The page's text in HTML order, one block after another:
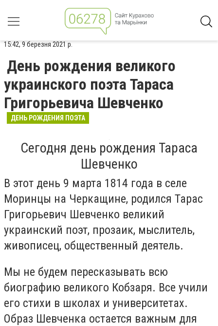
15:42, 9 березня 2021 р.
День рождения великого
украинского поэта Тараса
Григорьевича Шевченко
ДЕНЬ РОЖДЕНИЯ ПОЭТА
Сегодня день рождения Тараса
Шевченко
В этот день 9 марта 1814 года в селе
Моринцы на Черкащине, родился Тарас
Григорьевич Шевченко великий
украинский поэт, прозаик, мыслитель,
живописец, общественный деятель.
Мы не будем пересказывать всю
биографию великого Кобзаря. Все учили
его стихи в школах и университетах.
Образ Шевченка остается важным для